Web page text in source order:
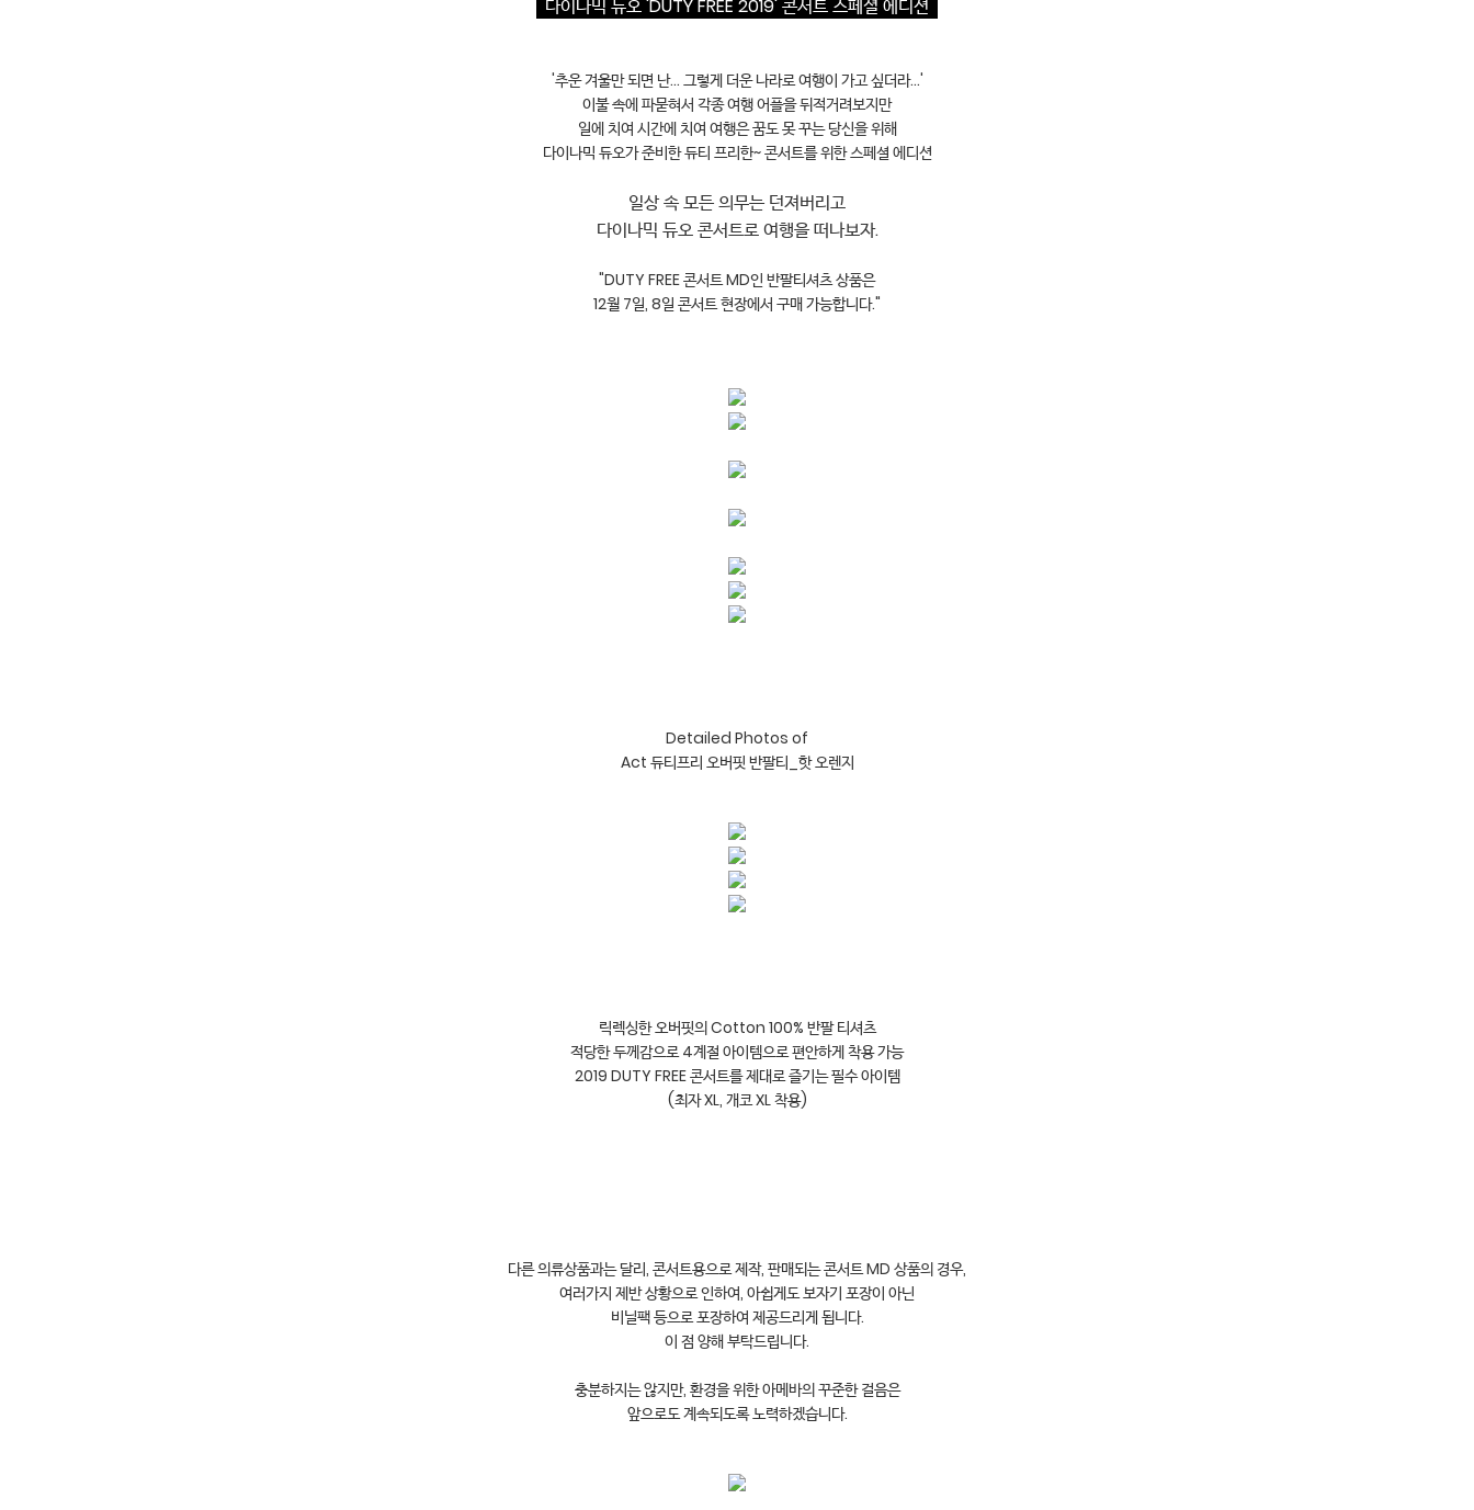
  다이나믹 듀오 'DUTY FREE 2019' 콘서트 스페셜 에디션
'추운 겨울만 되면 난… 그렇게 더운 나라로 여행이 가고 싶더라…'
이불 속에 파묻혀서 각종 여행 어플을 뒤적거려보지만
일에 치여 시간에 치여 여행은 꿈도 못 꾸는 당신을 위해
다이나믹 듀오가 준비한 듀티 프리한~ 콘서트를 위한 스페셜 에디션
일상 속 모든 의무는 던져버리고
다이나믹 듀오 콘서트로 여행을 떠나보자.
"DUTY FREE 콘서트 MD인 반팔티셔츠 상품은
12월 7일, 8일 콘서트 현장에서 구매 가능합니다."
Detailed Photos of
Act 듀티프리 오버핏 반팔티_핫 오렌지
릭렉싱한 오버핏의 Cotton 100% 반팔 티셔츠
적당한 두께감으로 4계절 아이템으로 편안하게 착용 가능
2019 DUTY FREE 콘서트를 제대로 즐기는 필수 아이템
(최자 XL, 개코 XL 착용)
다른 의류상품과는 달리, 콘서트용으로 제작, 판매되는 콘서트 MD 상품의 경우,
여러가지 제반 상황으로 인하여, 아쉽게도 보자기 포장이 아닌
비닐팩 등으로 포장하여 제공드리게 됩니다.
이 점 양해 부탁드립니다.
충분하지는 않지만, 환경을 위한 아메바의 꾸준한 걸음은
앞으로도 계속되도록 노력하겠습니다.